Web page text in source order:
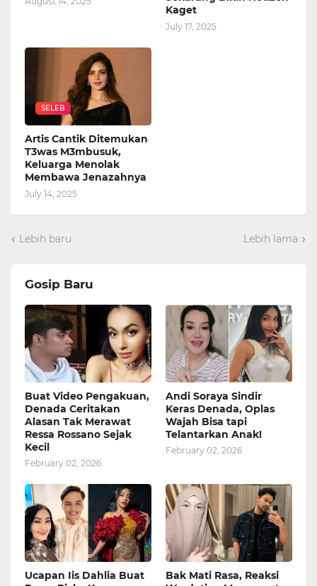
Kaget
July 17, 2025
SELEB
Artis Cantik Ditemukan
T3was M3mbusuk,
Keluarga Menolak
Membawa Jenazahnya
July 14, 2025
Lebih baru Lebih lama
Gosip Baru
Buat Video Pengakuan,
Denada Ceritakan
Alasan Tak Merawat
Ressa Rossano Sejak
Kecil
February 02, 2026
Andi Soraya Sindir
Keras Denada, Oplas
Wajah Bisa tapi
Telantarkan Anak!
February 02, 2026
Ucapan Iis Dahlia Buat
Bak Mati Rasa, Reaksi